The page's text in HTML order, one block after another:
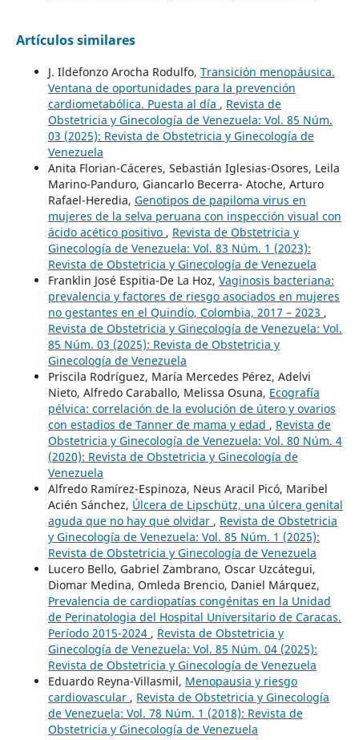
Artículos similares
J. Ildefonzo Arocha Rodulfo, Transición menopáusica.
Ventana de oportunidades para la prevención
cardiometabólica. Puesta al día , Revista de
Obstetricia y Ginecología de Venezuela: Vol. 85 Núm.
03 (2025): Revista de Obstetricia y Ginecología de
Venezuela
Anita Florian-Cáceres, Sebastián Iglesias-Osores, Leila
Marino-Panduro, Giancarlo Becerra- Atoche, Arturo
Rafael-Heredia, Genotipos de papiloma virus en
mujeres de la selva peruana con inspección visual con
ácido acético positivo , Revista de Obstetricia y
Ginecología de Venezuela: Vol. 83 Núm. 1 (2023):
Revista de Obstetricia y Ginecología de Venezuela
Franklin José Espitia-De La Hoz, Vaginosis bacteriana:
prevalencia y factores de riesgo asociados en mujeres
no gestantes en el Quindío, Colombia, 2017 – 2023 ,
Revista de Obstetricia y Ginecología de Venezuela: Vol.
85 Núm. 03 (2025): Revista de Obstetricia y
Ginecología de Venezuela
Priscila Rodríguez, María Mercedes Pérez, Adelvi
Nieto, Alfredo Caraballo, Melissa Osuna, Ecografía
pélvica: correlación de la evolución de útero y ovarios
con estadios de Tanner de mama y edad , Revista de
Obstetricia y Ginecología de Venezuela: Vol. 80 Núm. 4
(2020): Revista de Obstetricia y Ginecología de
Venezuela
Alfredo Ramírez-Espinoza, Neus Aracil Picó, Maribel
Acién Sánchez, Úlcera de Lipschütz, una úlcera genital
aguda que no hay que olvidar , Revista de Obstetricia
y Ginecología de Venezuela: Vol. 85 Núm. 1 (2025):
Revista de Obstetricia y Ginecología de Venezuela
Lucero Bello, Gabriel Zambrano, Oscar Uzcátegui,
Diomar Medina, Omleda Brencio, Daniel Márquez,
Prevalencia de cardiopatías congénitas en la Unidad
de Perinatologia del Hospital Universitario de Caracas.
Período 2015-2024 , Revista de Obstetricia y
Ginecología de Venezuela: Vol. 85 Núm. 04 (2025):
Revista de Obstetricia y Ginecología de Venezuela
Eduardo Reyna-Villasmil, Menopausia y riesgo
cardiovascular , Revista de Obstetricia y Ginecología
de Venezuela: Vol. 78 Núm. 1 (2018): Revista de
Obstetricia y Ginecología de Venezuela